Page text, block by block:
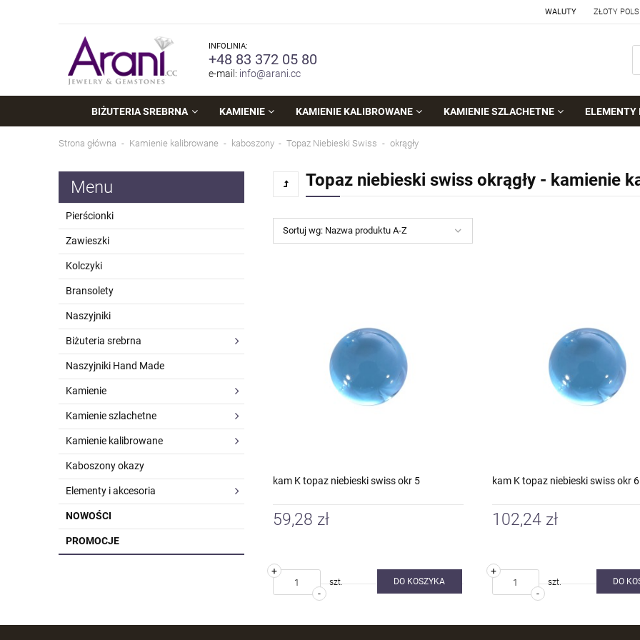
WALUTY
INFOLINIA:
+48 83 372 05 80
e-mail: info@arani.cc
BIŻUTERIA SREBRNA KAMIENIE KAMIENIE KALIBROWANE KAMIENIE SZLACHETNE ELEMENTY
Strona główna Kamienie kalibrowane kaboszony Topaz Niebieski Swiss okrągły
Menu
Pierścionki
Zawieszki
Kolczyki
Bransolety
Naszyjniki
Biżuteria srebrna
Naszyjniki Hand Made
Kamienie
Kamienie szlachetne
Kamienie kalibrowane
Kaboszony okazy
Elementy i akcesoria
NOWOŚCI
PROMOCJE
Topaz niebieski swiss okrągły - kamienie
Sortuj wg: Nazwa produktu A-Z
kam K topaz niebieski swiss okr 5
59,28 zł
-
+
szt. DO KOSZYKA
kam K topaz niebieski swiss okr 6
102,24 zł
-
+
szt. DO